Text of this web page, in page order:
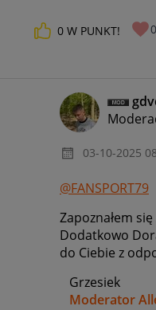
0 W PUNKT! 0
‎03-10-2025
@FANSPORT79
Zapoznałem
Dodatkowo
do Ciebie z
Grzesiek
Moderator